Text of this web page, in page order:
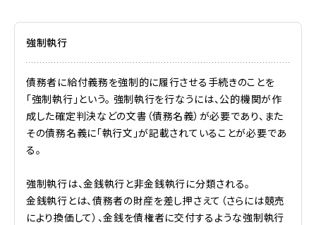
強制執行
債務者に給付義務を強制的に履行させる手続きのことを
「強制執行」という。 強制執行を行なうには、公的機関が作
成した確定判決などの文書（債務名義）が必要であり、また
その債務名義に「執行文」が記載されていることが必要であ
る。
強制執行は、金銭執行と非金銭執行に分類される。
金銭執行とは、債務者の財産を差し押さえて（さらには競売
により換価して）、金銭を債権者に交付するような強制執行